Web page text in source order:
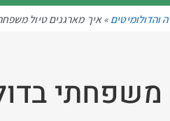
והדולומיטים »איך מארגנים טיול